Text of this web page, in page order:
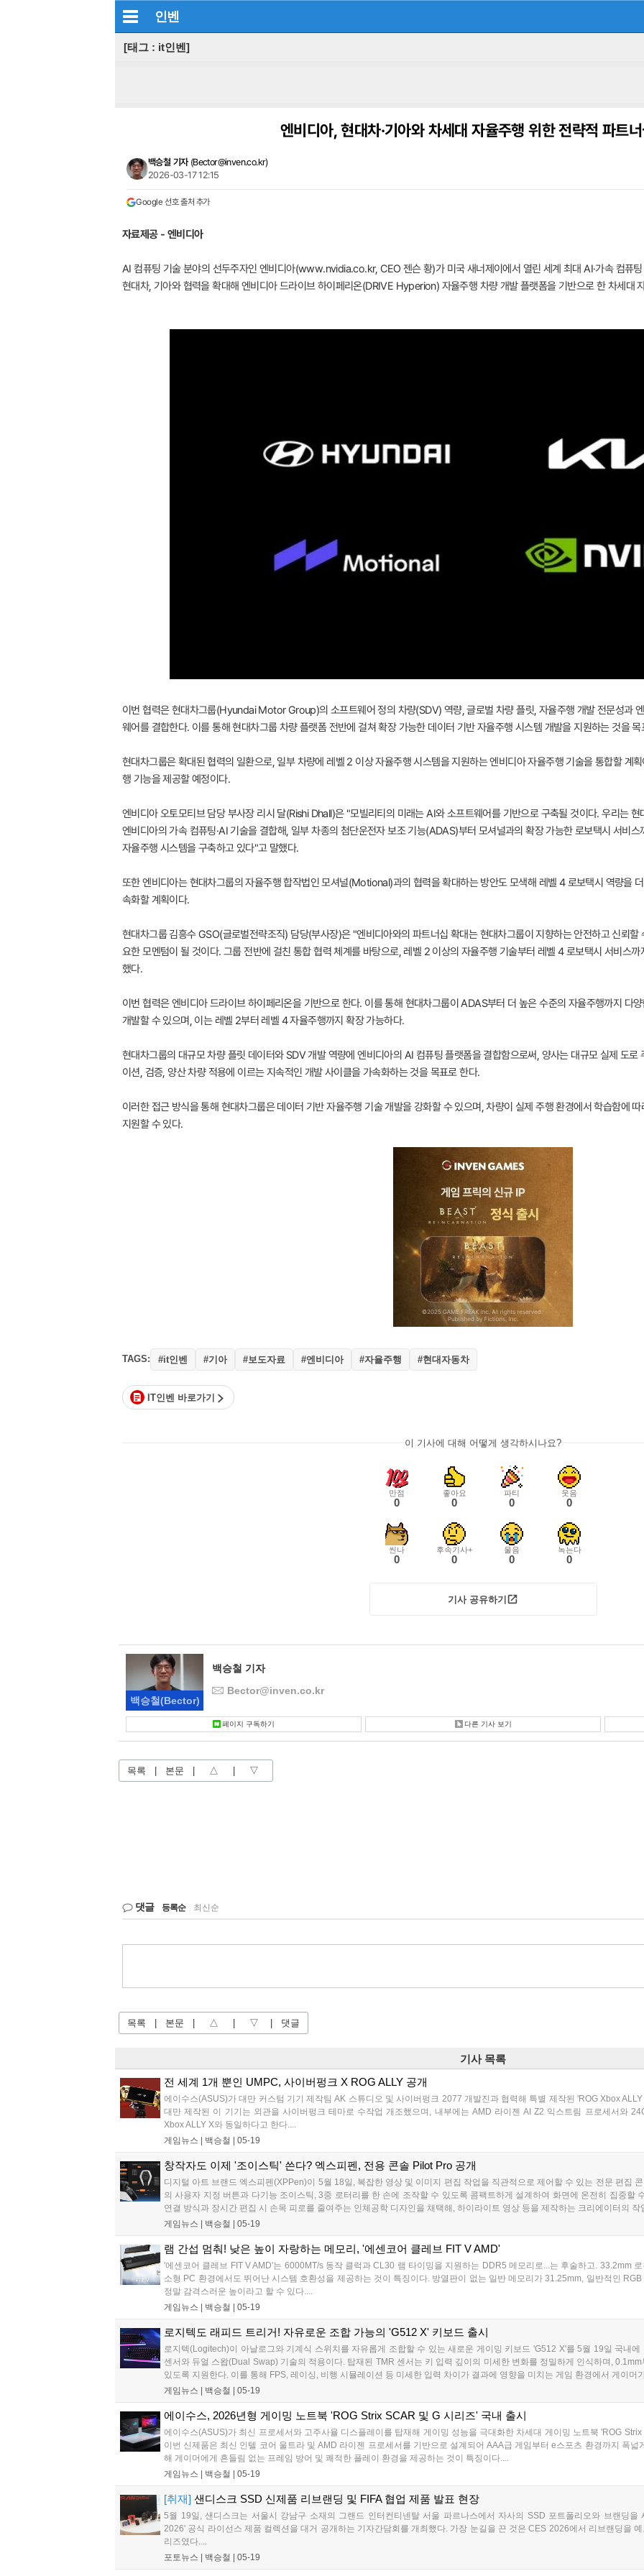
인벤
[태그 : it인벤]
엔비디아, 현대차·기아와 차세대 자율주행 위한 전략적 파트
백승철 기자 (Bector@inven.co.kr)
2026-03-17 12:15
Google 선호 출처 추가
자료제공 - 엔비디아
AI 컴퓨팅 기술 분야의 선두주자인 엔비디아(www.nvidia.co.kr, CEO 젠슨 황)가 미국 새너제이에서 열린 세계 최대 AI·가속 컴퓨
현대차, 기아와 협력을 확대해 엔비디아 드라이브 하이페리온(DRIVE Hyperion) 자율주행 차량 개발 플랫폼을 기반으로 한 차세대
이번 협력은 현대차그룹(Hyundai Motor Group)의 소프트웨어 정의 차량(SDV) 역량, 글로벌 차량 플릿, 자율주행 개발 전문성과
웨어를 결합한다. 이를 통해 현대차그룹 차량 플랫폼 전반에 걸쳐 확장 가능한 데이터 기반 자율주행 시스템 개발을 지원하는 것을 목
현대차그룹은 확대된 협력의 일환으로, 일부 차량에 레벨 2 이상 자율주행 시스템을 지원하는 엔비디아 자율주행 기술을 통합할 계
행 기능을 제공할 예정이다.
엔비디아 오토모티브 담당 부사장 리시 달(Rishi Dhall)은 "모빌리티의 미래는 AI와 소프트웨어를 기반으로 구축될 것이다. 우리는
엔비디아의 가속 컴퓨팅·AI 기술을 결합해, 일부 차종의 첨단운전자 보조 기능(ADAS)부터 모셔널과의 확장 가능한 로보택시 서비
자율주행 시스템을 구축하고 있다"고 말했다.
또한 엔비디아는 현대차그룹의 자율주행 합작법인 모셔널(Motional)과의 협력을 확대하는 방안도 모색해 레벨 4 로보택시 역량을
속화할 계획이다.
현대차그룹 김흥수 GSO(글로벌전략조직) 담당(부사장)은 "엔비디아와의 파트너십 확대는 현대차그룹이 지향하는 안전하고 신뢰
요한 모멘텀이 될 것이다. 그룹 전반에 걸친 통합 협력 체계를 바탕으로, 레벨 2 이상의 자율주행 기술부터 레벨 4 로보택시 서비스
했다.
이번 협력은 엔비디아 드라이브 하이페리온을 기반으로 한다. 이를 통해 현대차그룹이 ADAS부터 더 높은 수준의 자율주행까지 다
개발할 수 있으며, 이는 레벨 2부터 레벨 4 자율주행까지 확장 가능하다.
현대차그룹의 대규모 차량 플릿 데이터와 SDV 개발 역량에 엔비디아의 AI 컴퓨팅 플랫폼을 결합함으로써, 양사는 대규모 실제 도로
이션, 검증, 양산 차량 적용에 이르는 지속적인 개발 사이클을 가속화하는 것을 목표로 한다.
이러한 접근 방식을 통해 현대차그룹은 데이터 기반 자율주행 기술 개발을 강화할 수 있으며, 차량이 실제 주행 환경에서 학습함에
지원할 수 있다.
TAGS: #it인벤 #기아 #보도자료 #엔비디아 #자율주행 #현대자동차
IT인벤 바로가기
이 기사에 대해 어떻게 생각하시나요?
만점
0
좋아요
0
파티
0
웃음
0
씬나
0
후속기사+
0
울음
0
녹는다
0
기사 공유하기
백승철(Bector)
백승철 기자
Bector@inven.co.kr
페이지 구독하기 다른 기사 보기
목록 본문 △ ▽
댓글 등록순 최신순
목록 본문 △ ▽ 댓글
기사 목록
전 세계 1개 뿐인 UMPC, 사이버펑크 X ROG ALLY 공개
에이수스(ASUS)가 대만 커스텀 기기 제작팀 AK 스튜디오 및 사이버펑크 2077 개발진과 협력해 특별 제작된 'ROG Xbox
대만 제작된 이 기기는 외관을 사이버펑크 테마로 수작업 개조했으며, 내부에는 AMD 라이젠 AI Z2 익스트림 프로세서와
Xbox ALLY X와 동일하다고 한다....
게임뉴스 | 백승철 05-19
창작자도 이제 '조이스틱' 쓴다? 엑스피펜, 전용 콘솔 Pilot Pro 공개
디지털 아트 브랜드 엑스피펜(XPPen)이 5월 18일, 복잡한 영상 및 이미지 편집 작업을 직관적으로 제어할 수 있는 전문 편집
의 사용자 지정 버튼과 다기능 조이스틱, 3중 로터리를 한 손에 조작할 수 있도록 콤팩트하게 설계하여 화면에 온전히 집중할
연결 방식과 장시간 편집 시 손목 피로를 줄여주는 인체공학 디자인을 채택해, 하이라이트 영상 등을 제작하는 크리에이터의
게임뉴스 | 백승철 05-19
램 간섭 멈춰! 낮은 높이 자랑하는 메모리, '에센코어 클레브 FIT V AMD'
'에센코어 클레브 FIT V AMD'는 6000MT/s 동작 클럭과 CL30 램 타이밍을 지원하는 DDR5 메모리로...는 후술하고. 33.2mm
소형 PC 환경에서도 뛰어난 시스템 호환성을 제공하는 것이 특징이다. 방열판이 없는 일반 메모리가 31.25mm, 일반적인
정말 감격스러운 높이라고 할 수 있다....
게임뉴스 | 백승철 05-19
로지텍도 래피드 트리거! 자유로운 조합 가능의 'G512 X' 키보드 출시
로지텍(Logitech)이 아날로그와 기계식 스위치를 자유롭게 조합할 수 있는 새로운 게이밍 키보드 'G512 X'를 5월 19일 국내
센서와 듀얼 스왑(Dual Swap) 기술의 적용이다. 탑재된 TMR 센서는 키 입력 깊이의 미세한 변화를 정밀하게 인식하며,
있도록 지원한다. 이를 통해 FPS, 레이싱, 비행 시뮬레이션 등 미세한 입력 차이가 결과에 영향을 미치는 게임 환경에서 게이머
게임뉴스 | 백승철 05-19
에이수스, 2026년형 게이밍 노트북 'ROG Strix SCAR 및 G 시리즈' 국내 출시
에이수스(ASUS)가 최신 프로세서와 고주사율 디스플레이를 탑재해 게이밍 성능을 극대화한 차세대 게이밍 노트북 'ROG
이번 신제품은 최신 인텔 코어 울트라 및 AMD 라이젠 프로세서를 기반으로 설계되어 AAA급 게임부터 e스포츠 환경까지 폭
해 게이머에게 흔들림 없는 프레임 방어 및 쾌적한 플레이 환경을 제공하는 것이 특징이다....
게임뉴스 | 백승철 05-19
[취재] 샌디스크 SSD 신제품 리브랜딩 및 FIFA 협업 제품 발표 현장
5월 19일, 샌디스크는 서울시 강남구 소재의 그랜드 인터컨티넨탈 서울 파르나스에서 자사의 SSD 포트폴리오와 브랜딩을
2026' 공식 라이선스 제품 컬렉션을 대거 공개하는 기자간담회를 개최했다. 가장 눈길을 끈 것은 CES 2026에서 리브랜딩을
리즈였다....
포토뉴스 | 백승철 05-19